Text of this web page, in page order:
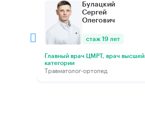
Булацкий
Сергей
Олегович
стаж 19 лет
Главный врач ЦМРТ, врач высшей
категории
Травматолог-ортопед